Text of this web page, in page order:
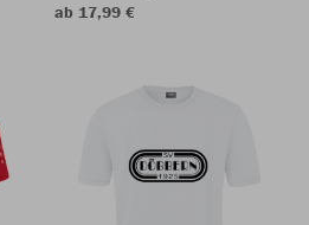
ab 17,99 €